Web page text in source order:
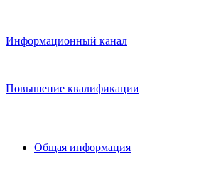
Информационный канал
Повышение квалификации
Общая информация